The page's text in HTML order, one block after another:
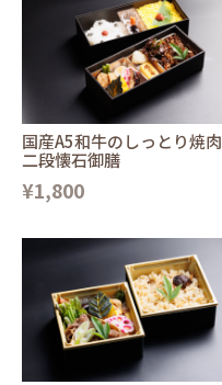
国産A5和牛のしっとり焼肉
二段懐石御膳
¥1,800